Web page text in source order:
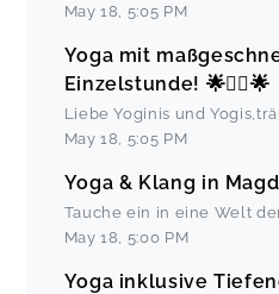
May 18 5:05 PM
Yoga mit
Einzelstunde! 🌟🧘‍♀️🌟
Liebe Yoginis und
May 18 5:05 PM
Yoga & Klang in
Tauche ein in eine Welt
May 18 5:00 PM
Yoga inklusive